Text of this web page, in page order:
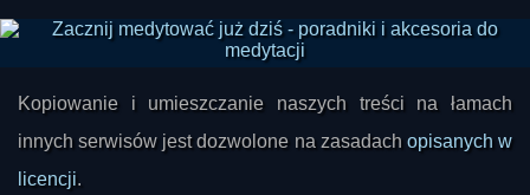
Kopiowanie i umieszczanie naszych treści na łamach
innych serwisów jest dozwolone na zasadach opisanych w
licencji.